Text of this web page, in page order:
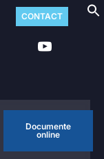
CONTACT
Documente
online